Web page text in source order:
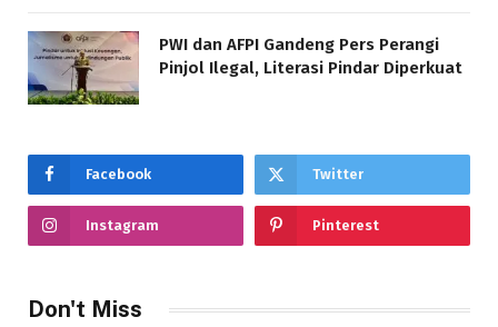
PWI dan AFPI Gandeng Pers Perangi
Pinjol Ilegal, Literasi Pindar Diperkuat
Facebook Twitter
Instagram Pinterest
Don't Miss